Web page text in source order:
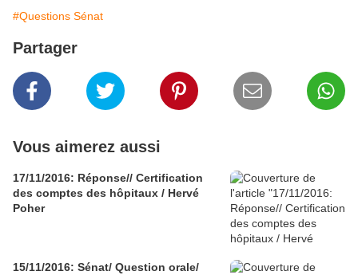
#Questions Sénat
Partager
Vous aimerez aussi
17/11/2016: Réponse// Certification
des comptes des hôpitaux / Hervé
Poher
15/11/2016: Sénat/ Question orale/